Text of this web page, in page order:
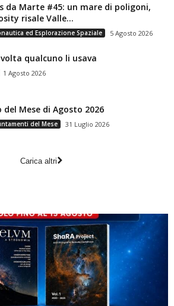
da Marte #45: un mare di poligoni,
risale Valle...
ed Esplorazione Spaziale 5 Agosto 2026
qualcuno li usava
1 Agosto 2026
del Mese di Agosto 2026
del Mese 31 Luglio 2026
Carica altri